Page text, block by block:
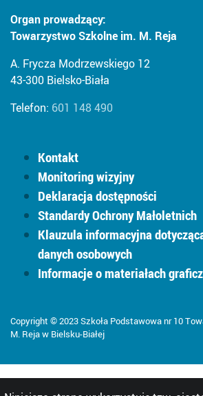
Organ prowadzący:
Towarzystwo Szkolne im. M. Reja
A. Frycza Modrzewskiego 12
43-300 Bielsko-Biała
Telefon: 601 148 490
Kontakt
Monitoring wizyjny
Deklaracja dostępności
Standardy Ochrony Małoletnich
Klauzula informacyjna
danych osobowych
Informacje o materiałach
Copyright © 2023 Szkoła Podstawowa nr 10
M. Reja w Bielsku-Białej